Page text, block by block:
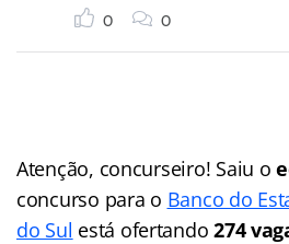
0 0
Atenção, concurseiro! Saiu o
concurso para o Banco do
do Sul está ofertando274